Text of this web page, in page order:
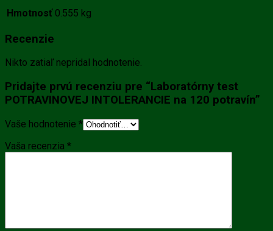
Hmotnosť 0.555 kg
Recenzie
Nikto zatiaľ nepridal hodnotenie.
Pridajte prvú recenziu pre “Laboratórny test
POTRAVINOVEJ INTOLERANCIE na 120 potravín”
Vaše hodnotenie *
Vaša recenzia *